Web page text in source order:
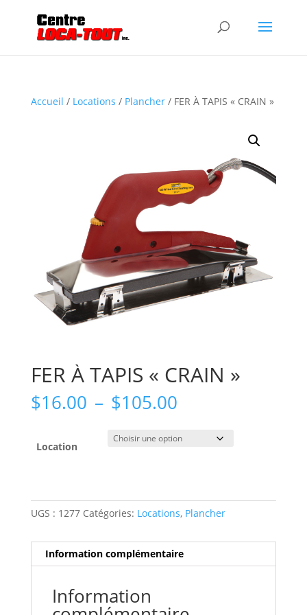
Accueil / Locations / Plancher/ FER À TAPIS « CRAIN »
FER À TAPIS « CRAIN »
$16.00 – $105.00Plage
prix :
$16.00
Location
UGS : 1277 Catégories: Locations, Plancher
Information complémentaire
Information